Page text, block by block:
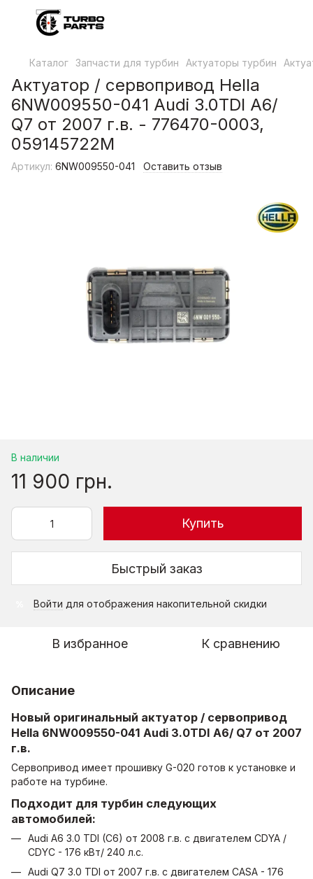
Каталог Запчасти для турбин Актуаторы турбин
Актуатор / сервопривод Hella
6NW009550-041 Audi 3.0TDI A6/
Q7 от 2007 г.в. - 776470-0003,
059145722M
Артикул: 6NW009550-041 Оставить отзыв
В наличии
11 900 грн.
Купить
Быстрый заказ
Войти для отображения накопительной скидки
В избранное К сравнению
Описание
Новый оригинальный актуатор / сервопривод
Hella 6NW009550-041 Audi 3.0TDI A6/ Q7 от 2007
г.в.
Сервопривод имеет прошивку G-020 готов к установке и
работе на турбине.
Подходит для турбин следующих
автомобилей:
Audi A6 3.0 TDI (C6) от 2008 г.в. с двигателем CDYA /
CDYC - 176 кВт/ 240 л.с.
Audi Q7 3.0 TDI от 2007 г.в. с двигателем CASA - 176